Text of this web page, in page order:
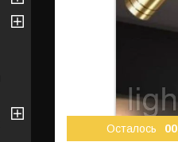
Осталось 00